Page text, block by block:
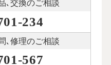
､交換のご相談
234
､修理のご相談
567